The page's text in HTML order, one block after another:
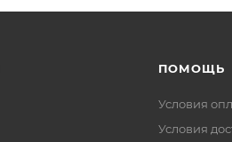
ПОМОЩЬ
Условия
Условия